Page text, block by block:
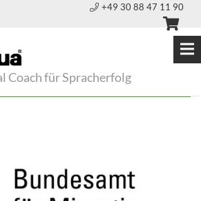
+49 30 88 47 11 90
Coach für Spracherfolg